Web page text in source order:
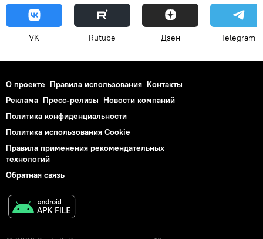
VK Rutube Дзен Telegram
О проекте Правила использования Контакты
Реклама Пресс-релизы Новости компаний
Политика конфиденциальности
Политика использования Cookie
Правила применения рекомендательных
технологий
Обратная связь